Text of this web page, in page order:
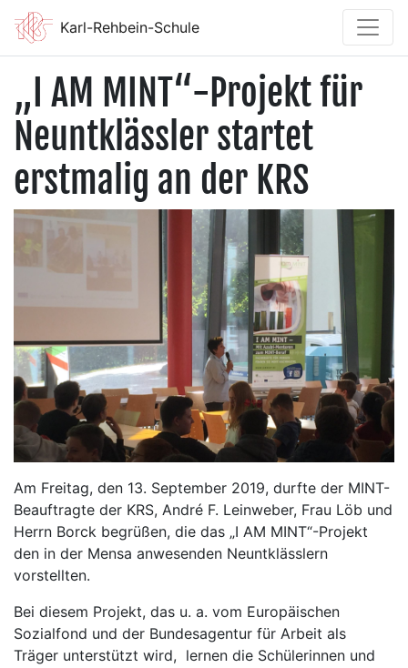
Karl-Rehbein-Schule
„I AM MINT“-Projekt für
Neuntklässler startet
erstmalig an der KRS
Am Freitag, den 13. September 2019, durfte der MINT-
Beauftragte der KRS, André F. Leinweber, Frau Löb und
Herrn Borck begrüßen, die das „I AM MINT“-Projekt
den in der Mensa anwesenden Neuntklässlern
vorstellten.
Bei diesem Projekt, das u. a. vom Europäischen
Sozialfond und der Bundesagentur für Arbeit als
Träger unterstützt wird, lernen die Schülerinnen und